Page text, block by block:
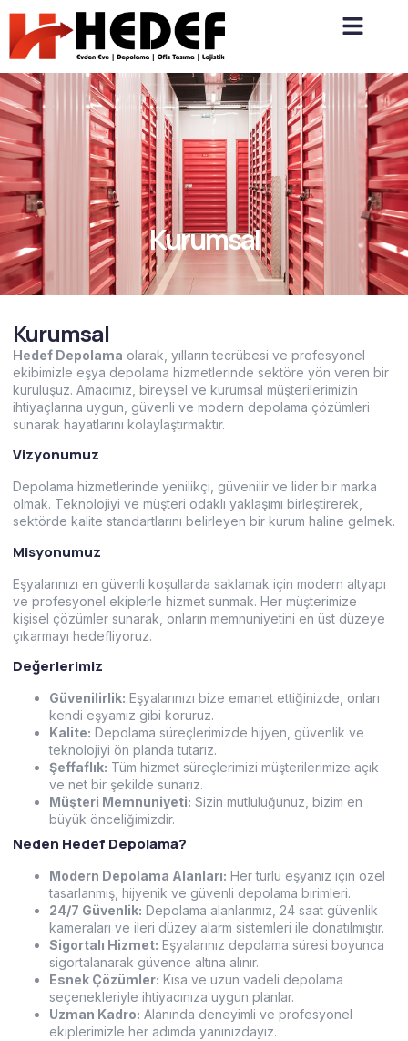
Kurumsal
Kurumsal
Hedef Depolama olarak, yılların tecrübesi ve profesyonel
ekibimizle eşya depolama hizmetlerinde sektöre yön veren bir
kuruluşuz. Amacımız, bireysel ve kurumsal müşterilerimizin
ihtiyaçlarına uygun, güvenli ve modern depolama çözümleri
sunarak hayatlarını kolaylaştırmaktır.
Vizyonumuz
Depolama hizmetlerinde yenilikçi, güvenilir ve lider bir marka
olmak. Teknolojiyi ve müşteri odaklı yaklaşımı birleştirerek,
sektörde kalite standartlarını belirleyen bir kurum haline gelmek.
Misyonumuz
Eşyalarınızı en güvenli koşullarda saklamak için modern altyapı
ve profesyonel ekiplerle hizmet sunmak. Her müşterimize
kişisel çözümler sunarak, onların memnuniyetini en üst düzeye
çıkarmayı hedefliyoruz.
Değerlerimiz
Güvenilirlik: Eşyalarınızı bize emanet ettiğinizde, onları
kendi eşyamız gibi koruruz.
Kalite: Depolama süreçlerimizde hijyen, güvenlik ve
teknolojiyi ön planda tutarız.
Şeffaflık: Tüm hizmet süreçlerimizi müşterilerimize açık
ve net bir şekilde sunarız.
Müşteri Memnuniyeti: Sizin mutluluğunuz, bizim en
büyük önceliğimizdir.
Neden Hedef Depolama?
Modern Depolama Alanları: Her türlü eşyanız için özel
tasarlanmış, hijyenik ve güvenli depolama birimleri.
24/7 Güvenlik: Depolama alanlarımız, 24 saat güvenlik
kameraları ve ileri düzey alarm sistemleri ile donatılmıştır.
Sigortalı Hizmet: Eşyalarınız depolama süresi boyunca
sigortalanarak güvence altına alınır.
Esnek Çözümler: Kısa ve uzun vadeli depolama
seçenekleriyle ihtiyacınıza uygun planlar.
Uzman Kadro: Alanında deneyimli ve profesyonel
ekiplerimizle her adımda yanınızdayız.